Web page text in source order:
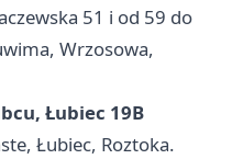
51 i od 59 do
Wrzosowa,
Łubiec 19B
Łubiec, Roztoka.